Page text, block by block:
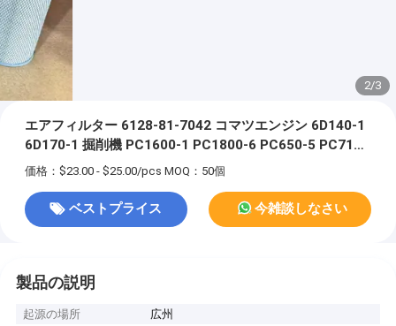
3/3
エアフィルター 6128-81-7042 コマツエンジン 6D140-1
6D170-1 掘削機 PC1600-1 PC1800-6 PC650-5 PC710-
5 PC800-6用
価格：$23.00 - $25.00/pcs MOQ：50個
ベストプライス 今雑談しなさい
製品の説明
起源の場所
広州